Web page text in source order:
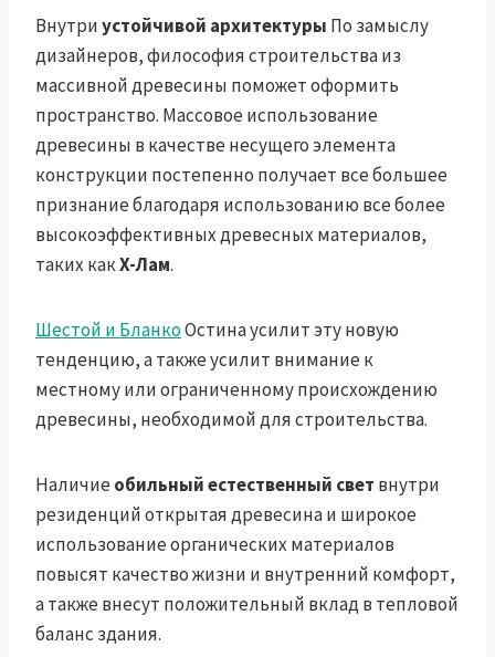
Внутриустойчивой архитектуры По замыслу
дизайнеров, философия строительства из
массивной древесины поможет оформить
пространство. Массовое использование
древесины в качестве несущего элемента
конструкции постепенно получает все большее
признание благодаря использованию все более
высокоэффективных древесных материалов,
таких какX-Лам.
Шестой и БланкоОстина усилит эту новую
тенденцию, а также усилит внимание к
местному или ограниченному происхождению
древесины, необходимой для строительства.
Наличие обильный естественный свет внутри
резиденций открытая древесина и широкое
использование органических материалов
повысят качество жизни и внутренний комфорт,
а также внесут положительный вклад в тепловой
баланс здания.